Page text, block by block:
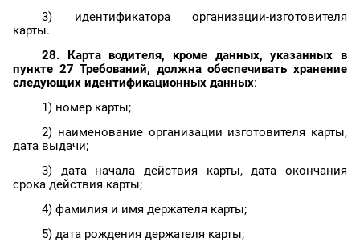
3) идентификатора организации-изготовителя
карты.
28. Карта водителя, кроме данных, указанных в
пункте 27 Требований, должна обеспечивать хранение
следующих идентификационных данных:
1) номер карты;
2) наименование организации изготовителя карты,
дата выдачи;
3) дата начала действия карты, дата окончания
срока действия карты;
4) фамилия и имя держателя карты;
5) дата рождения держателя карты;